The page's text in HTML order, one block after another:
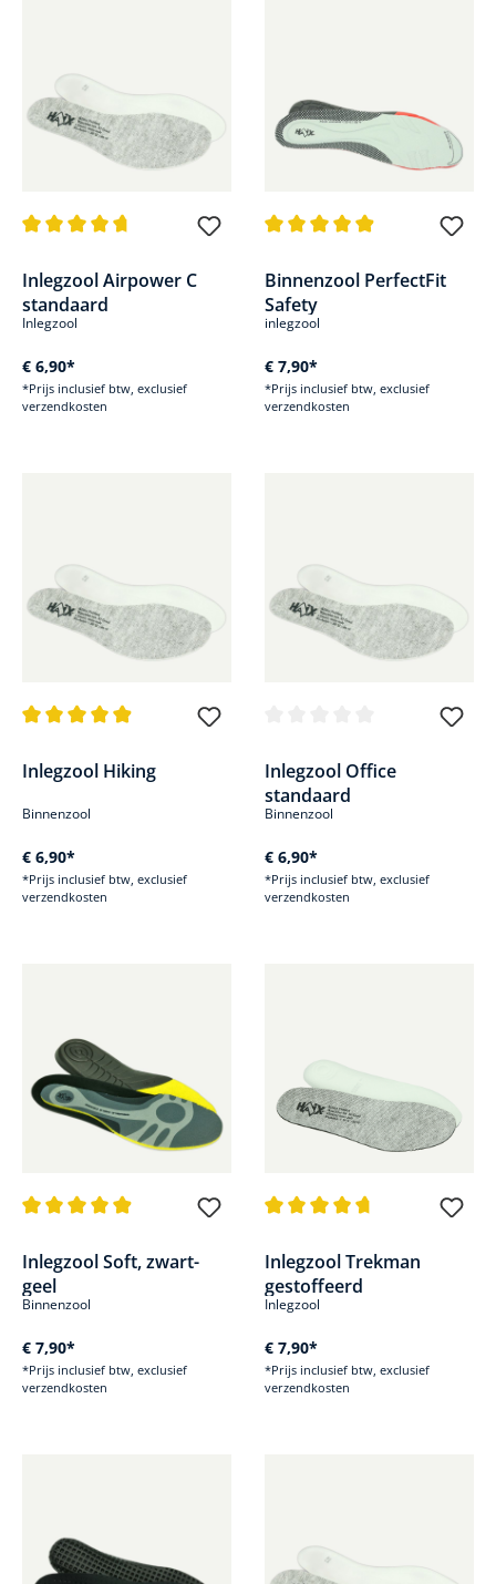
Inlegzool Airpower C
standaard
Inlegzool
€ 6,90*
*Prijs inclusief btw, exclusief
verzendkosten
Binnenzool PerfectFit
Safety
inlegzool
€ 7,90*
*Prijs inclusief btw, exclusief
verzendkosten
Inlegzool Hiking
Binnenzool
€ 6,90*
*Prijs inclusief btw, exclusief
verzendkosten
Inlegzool Office
standaard
Binnenzool
€ 6,90*
*Prijs inclusief btw, exclusief
verzendkosten
Inlegzool Soft, zwart-
geel
Binnenzool
€ 7,90*
*Prijs inclusief btw, exclusief
verzendkosten
Inlegzool Trekman
gestoffeerd
Inlegzool
€ 7,90*
*Prijs inclusief btw, exclusief
verzendkosten